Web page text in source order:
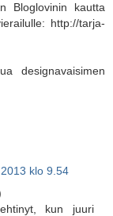
Bloglovinin kautta
http://tarja-
designavaisimen
klo 9.54
kun juuri